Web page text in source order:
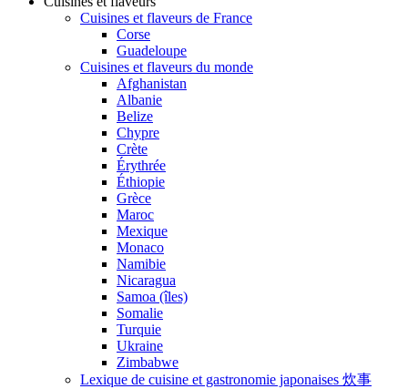
Cuisines et flaveurs de France
Corse
Guadeloupe
Cuisines et flaveurs du monde
Afghanistan
Albanie
Belize
Chypre
Crète
Érythrée
Éthiopie
Grèce
Maroc
Mexique
Monaco
Namibie
Nicaragua
Samoa (îles)
Somalie
Turquie
Ukraine
Zimbabwe
Lexique de cuisine et gastronomie japonaises 炊事